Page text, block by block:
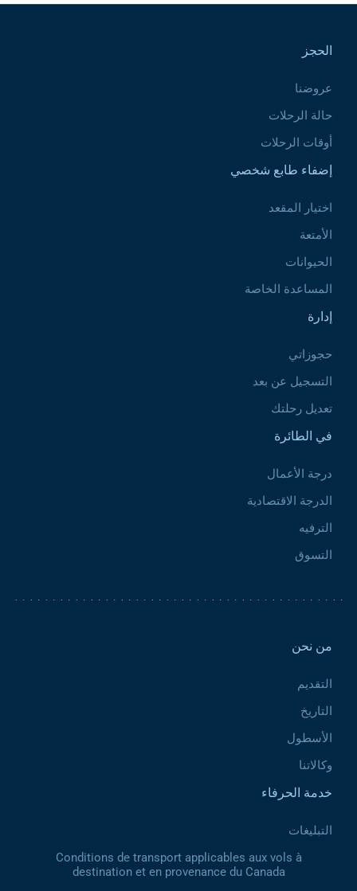
الحجز
عروضنا
حالة الرحلات
أوقات الرحلات
إضفاء طابع شخصي
اختيار المقعد
الأمتعة
الحيوانات
المساعدة الخاصة
إدارة
حجوزاتي
التسجيل عن بعد
تعديل رحلتك
في الطائرة
درجة الأعمال
الدرجة الاقتصادية
الترفيه
التسوق
من نحن
التقديم
التاريخ
الأسطول
وكالاتنا
خدمة الحرفاء
التبليغات
Conditions de transport applicables aux vols à
destination et en provenance du Canada